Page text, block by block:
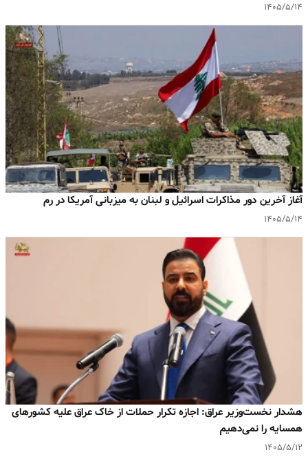
۱۴۰۵/۵/۱۴
آغاز آخرین دور مذاکرات اسرائیل و لبنان به میزبانی آمریکا در رم
۱۴۰۵/۵/۱۴
هشدار نخست‌وزیر عراق: اجازه تکرار حملات از خاک عراق علیه کشورهای
همسایه را نمی‌دهیم
۱۴۰۵/۵/۱۲